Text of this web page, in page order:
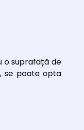
o suprafață de
se poate opta